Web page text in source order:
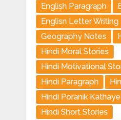
English Paragraph
Englisn Letter Writing
Geography Notes
Hindi Moral Stories
Hindi Motivational
Hindi Paragraph
Hindi Poranik Kathaye
Hindi Short Stories